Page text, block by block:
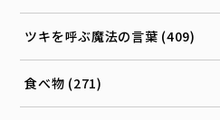
ツキを呼ぶ魔法の言葉 (409)
食べ物 (271)